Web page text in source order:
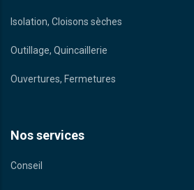
Isolation, Cloisons sèches
Outillage, Quincaillerie
Ouvertures, Fermetures
Nos services
Conseil